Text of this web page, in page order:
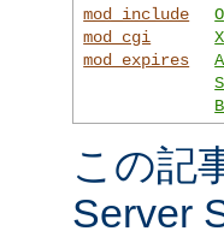
mod_include
mod_cgi
mod_expires
この記
Server